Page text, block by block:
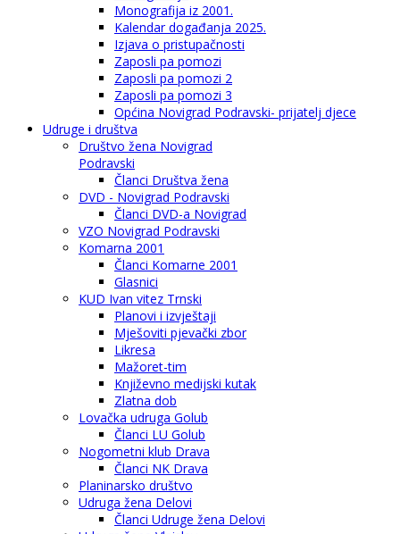
Monografija iz 2001.
Kalendar događanja 2025.
Izjava o pristupačnosti
Zaposli pa pomozi
Zaposli pa pomozi 2
Zaposli pa pomozi 3
Općina Novigrad Podravski- prijatelj djece
Udruge i društva
Društvo žena Novigrad
Podravski
Članci Društva žena
DVD - Novigrad Podravski
Članci DVD-a Novigrad
VZO Novigrad Podravski
Komarna 2001
Članci Komarne 2001
Glasnici
KUD Ivan vitez Trnski
Planovi i izvještaji
Mješoviti pjevački zbor
Likresa
Mažoret-tim
Književno medijski kutak
Zlatna dob
Lovačka udruga Golub
Članci LU Golub
Nogometni klub Drava
Članci NK Drava
Planinarsko društvo
Udruga žena Delovi
Članci Udruge žena Delovi